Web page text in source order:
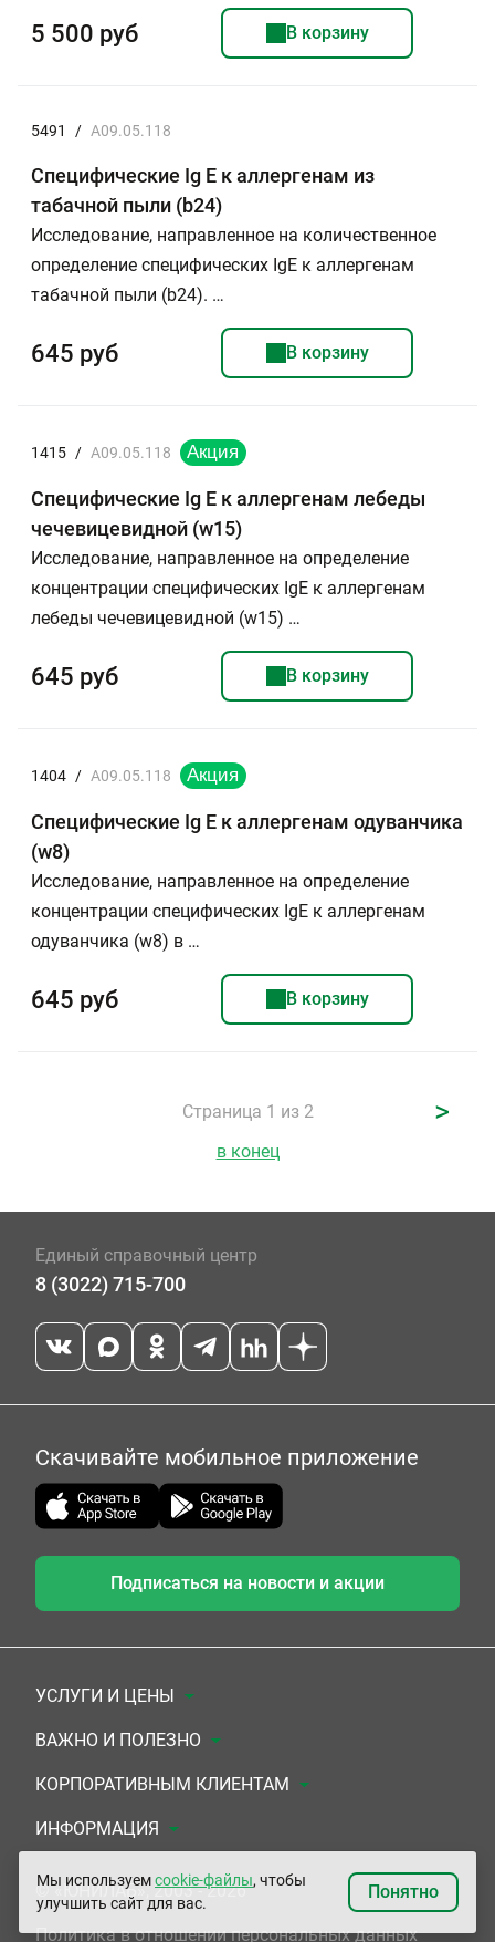
5 500 руб В корзину
5491 / A09.05.118
Специфические Ig E к аллергенам из
табачной пыли (b24)
Исследование, направленное на количественное
определение специфических IgE к аллергенам
табачной пыли (b24). …
645 руб В корзину
1415 / A09.05.118
Специфические Ig E к аллергенам лебеды
чечевицевидной (w15)
Исследование, направленное на определение
концентрации специфических IgE к аллергенам
лебеды чечевицевидной (w15) …
645 руб В корзину
1404 / A09.05.118
Специфические Ig E к аллергенам одуванчика
(w8)
Исследование, направленное на определение
концентрации специфических IgE к аллергенам
одуванчика (w8) в …
645 руб В корзину
Страница 1 из 2 >
в конец
Единый справочный центр
8 (3022) 715-700
Скачивайте мобильное приложение
Подписаться на новости и акции
УСЛУГИ И ЦЕНЫ
Анализы
Комплексы
УЗИ
ЭКГ/Холтер/СМАД
Приемы врачей
ВАЖНО И ПОЛЕЗНО
Документы для заключения договора
Система скидок
Подарочные сертификаты
Сертификаты на комплексные программы
КОРПОРАТИВНЫМ КЛИЕНТАМ
Медицинским организациям
Прочим организациям
ИНФОРМАЦИЯ
О Компании
Контакты
© «ЮНИЛАБ», 2003 - 2026
Политика в отношении персональных данных
Мы используемcookie-файлы, чтобы
улучшить сайт для вас.
Понятно